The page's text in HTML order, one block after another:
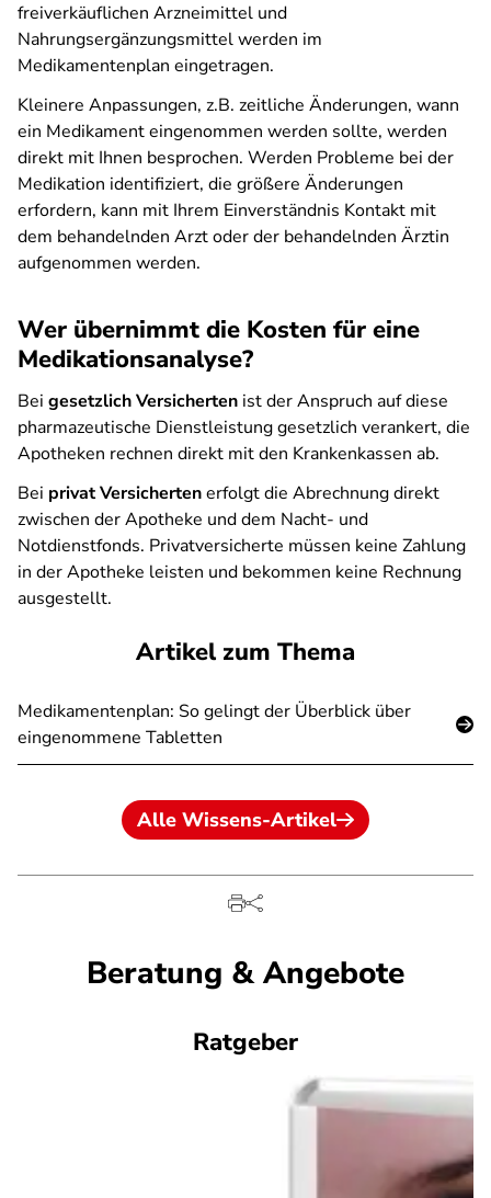
freiverkäuflichen Arzneimittel und
Nahrungsergänzungsmittel werden im
Medikamentenplan eingetragen.
Kleinere Anpassungen, z.B. zeitliche Änderungen, wann
ein Medikament eingenommen werden sollte, werden
direkt mit Ihnen besprochen. Werden Probleme bei der
Medikation identifiziert, die größere Änderungen
erfordern, kann mit Ihrem Einverständnis Kontakt mit
dem behandelnden Arzt oder der behandelnden Ärztin
aufgenommen werden.
Wer übernimmt die Kosten für eine
Medikationsanalyse?
Bei gesetzlich Versicherten ist der Anspruch auf diese
pharmazeutische Dienstleistung gesetzlich verankert, die
Apotheken rechnen direkt mit den Krankenkassen ab.
Bei privat Versichertenerfolgt die Abrechnung direkt
zwischen der Apotheke und dem Nacht- und
Notdienstfonds. Privatversicherte müssen keine Zahlung
in der Apotheke leisten und bekommen keine Rechnung
ausgestellt.
Artikel zum Thema
Medikamentenplan: So gelingt der Überblick über
eingenommene Tabletten
Alle Wissens-Artikel
Beratung & Angebote
Ratgeber